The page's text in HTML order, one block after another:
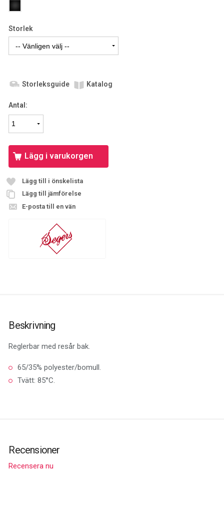
Storlek
Storleksguide Katalog
Antal:
Lägg i varukorgen
Lägg till i önskelista
Lägg till jämförelse
E-posta till en vän
Beskrivning
Reglerbar med resår bak.
65/35% polyester/bomull.
Tvätt: 85°C.
Recensioner
Recensera nu